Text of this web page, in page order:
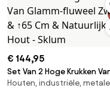
€ 144,95
Set Van 2 Hoge Krukken
Glamm-fluweel Zwart &
Houten, industriële,